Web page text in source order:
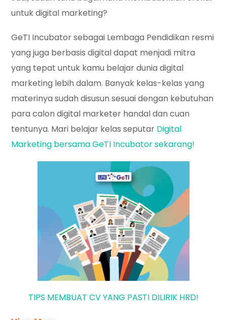
untuk digital marketing?
GeTI Incubator sebagai Lembaga Pendidikan resmi
yang juga berbasis digital dapat menjadi mitra
yang tepat untuk kamu belajar dunia digital
marketing lebih dalam. Banyak kelas-kelas yang
materinya sudah disusun sesuai dengan kebutuhan
para calon digital marketer handal dan cuan
tentunya. Mari belajar kelas seputar Digital
Marketing bersama GeTI Incubator sekarang!
TIPS MEMBUAT CV YANG PASTI DILIRIK HRD!